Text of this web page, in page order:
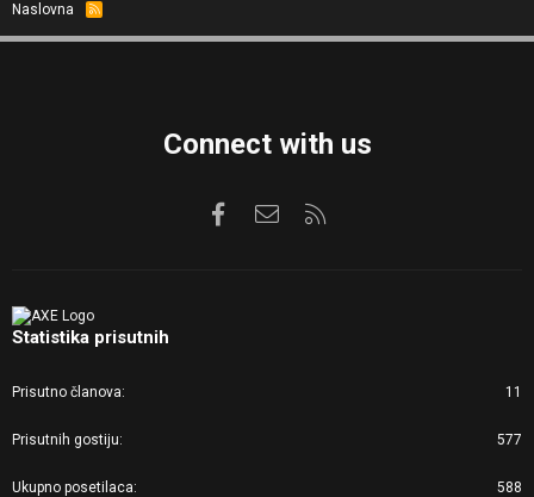
Naslovna
R
S
Connect with us
FacebookKontaktirajte nas
Statistika prisutnih
Prisutno članova 11
Prisutnih gostiju 577
Ukupno posetilaca 588